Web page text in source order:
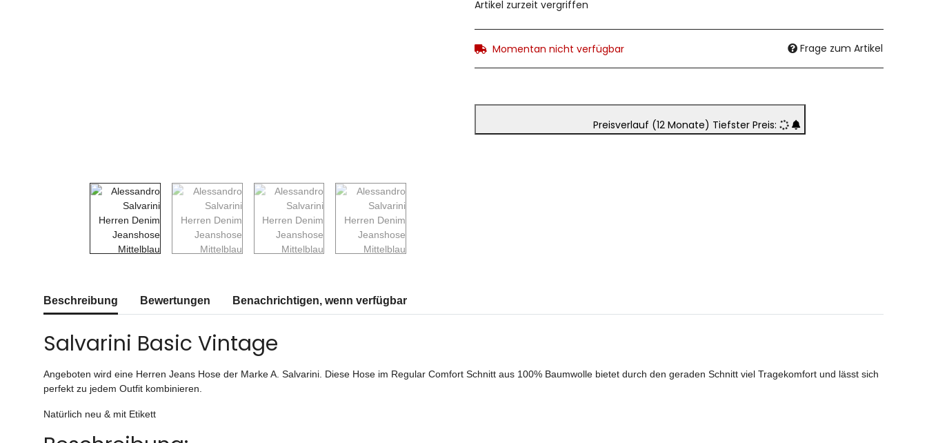
Artikel zurzeit vergriffen
Momentan nicht verfügbar Frage zum Artikel
Preisverlauf (12 Monate) Tiefster Preis:
Beschreibung Bewertungen Benachrichtigen, wenn verfügbar
Salvarini Basic Vintage
Angeboten wird eine Herren Jeans Hose der Marke A. Salvarini. Diese Hose im Regular Comfort Schnitt aus 100% Baumwolle bietet durch den geraden Schnitt viel Tragekomfort und lässt sich
perfekt zu jedem Outfit kombinieren.
Natürlich neu & mit Etikett